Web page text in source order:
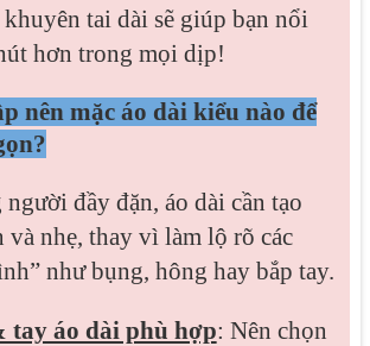
tai dài sẽ giúp bạn nổi
hơn trong mọi dịp!
nên mặc áo dài kiểu nào để
đầy đặn, áo dài cần tạo
và nhẹ, thay vì làm lộ rõ các
như bụng, hông hay bắp tay.
tay áo dài phù hợp: Nên chọn